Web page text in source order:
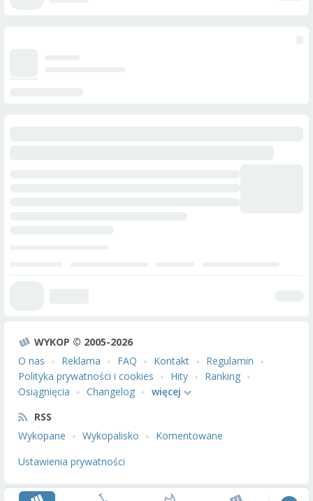
WYKOP © 2005-2026
O nas
Reklama FAQ Kontakt
Regulamin
Polityka prywatności i cookies
Hity
Ranking
Osiągnięcia
Changelog
więcej
RSS
Wykopane
Wykopalisko
Komentowane
Ustawienia prywatności